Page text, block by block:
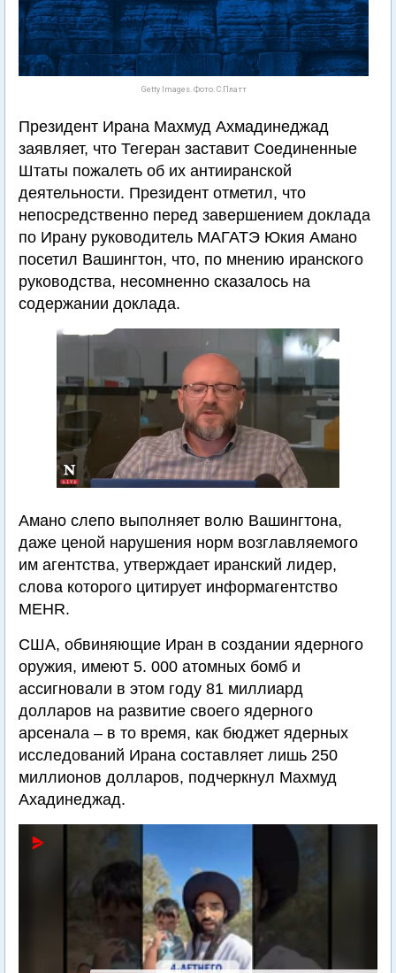
Getty Images. Фото: С.Платт
Президент Ирана Махмуд Ахмадинеджад
заявляет, что Тегеран заставит Соединенные
Штаты пожалеть об их антииранской
деятельности. Президент отметил, что
непосредственно перед завершением доклада
по Ирану руководитель МАГАТЭ Юкия Амано
посетил Вашингтон, что, по мнению иранского
руководства, несомненно сказалось на
содержании доклада.
Амано слепо выполняет волю Вашингтона,
даже ценой нарушения норм возглавляемого
им агентства, утверждает иранский лидер,
слова которого цитирует информагентство
MEHR.
США, обвиняющие Иран в создании ядерного
оружия, имеют 5. 000 атомных бомб и
ассигновали в этом году 81 миллиард
долларов на развитие своего ядерного
арсенала – в то время, как бюджет ядерных
исследований Ирана составляет лишь 250
миллионов долларов, подчеркнул Махмуд
Ахадинеджад.